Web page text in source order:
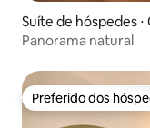
Suíte de hóspedes
Panorama natural
Preferido dos
Preferido dos